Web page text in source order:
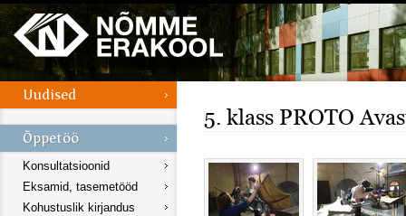
Konsultatsioonid
Eksamid, tasemetööd
Kohustuslik kirjandus
5. klass PROTO